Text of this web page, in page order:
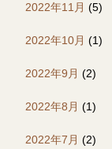
2022年11月 (5)
2022年10月 (1)
2022年9月 (2)
2022年8月 (1)
2022年7月 (2)